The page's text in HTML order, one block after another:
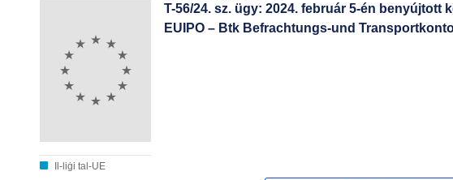
Il-liġi tal-UE
T-56/24. sz. ügy: 2024. február 5-én
EUIPO – Btk Befrachtungs-und